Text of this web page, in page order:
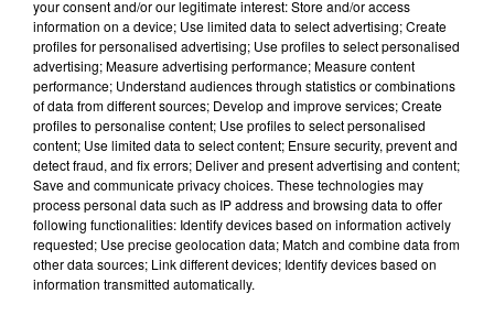
RETROUVER SON...
your consent and/or our legitimate interest: Store and/or access
information on a device; Use limited data to select advertising; Create
profiles for personalised advertising; Use profiles to select personalised
advertising; Measure advertising performance; Measure content
performance; Understand audiences through statistics or combinations
of data from different sources; Develop and improve services; Create
profiles to personalise content; Use profiles to select personalised
content; Use limited data to select content; Ensure security, prevent and
detect fraud, and fix errors; Deliver and present advertising and content;
Save and communicate privacy choices. These technologies may
process personal data such as IP address and browsing data to offer
following functionalities: Identify devices based on information actively
requested; Use precise geolocation data; Match and combine data from
other data sources; Link different devices; Identify devices based on
information transmitted automatically.